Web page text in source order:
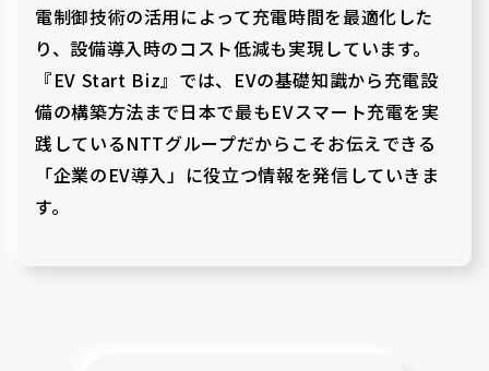
電制御技術の活用によって充電時間を最適化した
り、設備導入時のコスト低減も実現しています。
『EV Start Biz』では、EVの基礎知識から充電設
備の構築方法まで日本で最もEVスマート充電を実
践しているNTTグループだからこそお伝えできる
「企業のEV導入」に役立つ情報を発信していきま
す。